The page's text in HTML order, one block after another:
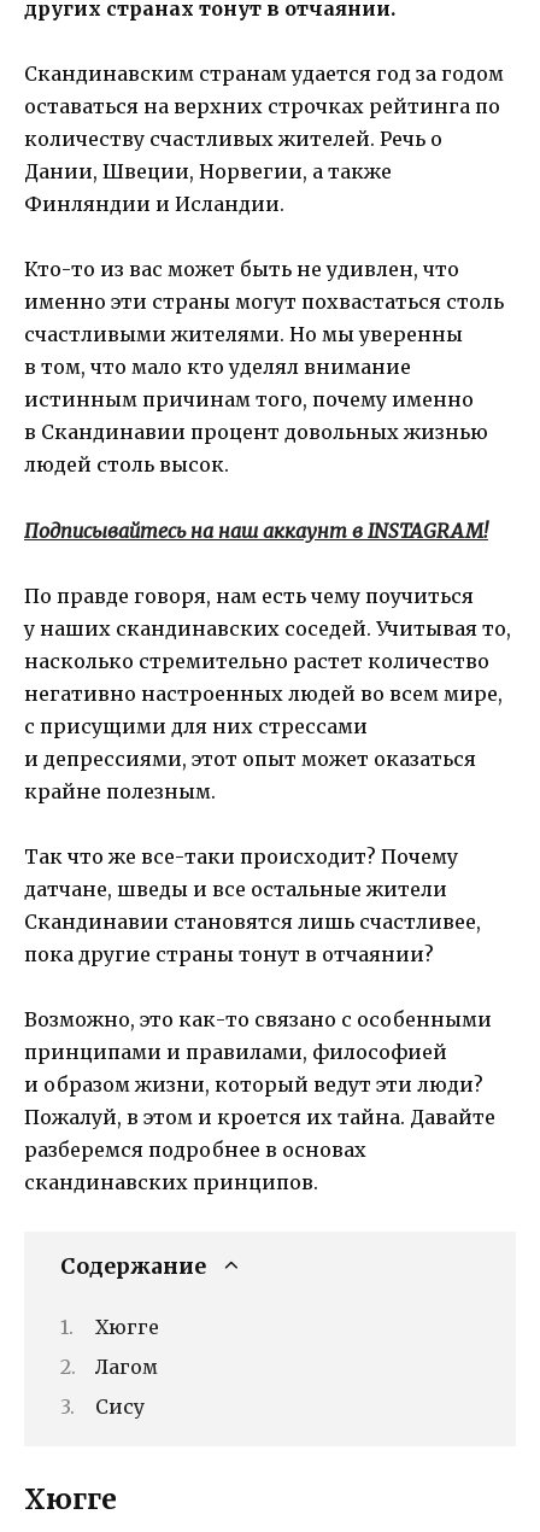
других странах тонут в отчаянии.
Скандинавским странам удается год за годом
оставаться на верхних строчках рейтинга по
количеству счастливых жителей. Речь о
Дании, Швеции, Норвегии, а также
Финляндии и Исландии.
Кто-то из вас может быть не удивлен, что
именно эти страны могут похвастаться столь
счастливыми жителями. Но мы уверенны
в том, что мало кто уделял внимание
истинным причинам того, почему именно
в Скандинавии процент довольных жизнью
людей столь высок.
Подписывайтесь на наш аккаунт в INSTAGRAM!
По правде говоря, нам есть чему поучиться
у наших скандинавских соседей. Учитывая то,
насколько стремительно растет количество
негативно настроенных людей во всем мире,
с присущими для них стрессами
и депрессиями, этот опыт может оказаться
крайне полезным.
Так что же все-таки происходит? Почему
датчане, шведы и все остальные жители
Скандинавии становятся лишь счастливее,
пока другие страны тонут в отчаянии?
Возможно, это как-то связано с особенными
принципами и правилами, философией
и образом жизни, который ведут эти люди?
Пожалуй, в этом и кроется их тайна. Давайте
разберемся подробнее в основах
скандинавских принципов.
Содержание
Хюгге
Лагом
Сису
Хюгге